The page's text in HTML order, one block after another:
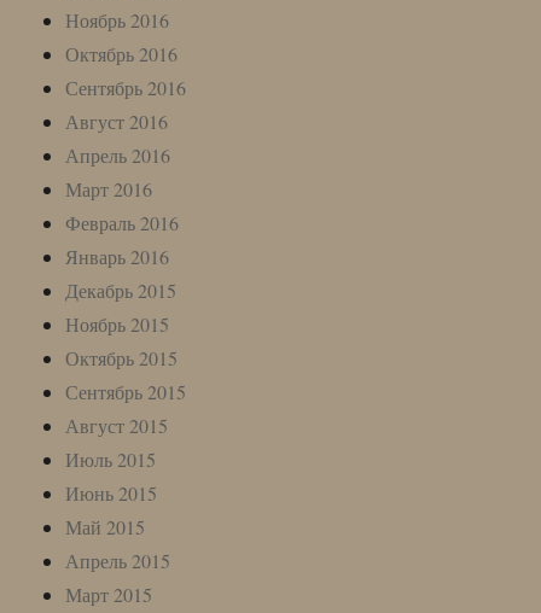
Ноябрь 2016
Октябрь 2016
Сентябрь 2016
Август 2016
Апрель 2016
Март 2016
Февраль 2016
Январь 2016
Декабрь 2015
Ноябрь 2015
Октябрь 2015
Сентябрь 2015
Август 2015
Июль 2015
Июнь 2015
Май 2015
Апрель 2015
Март 2015